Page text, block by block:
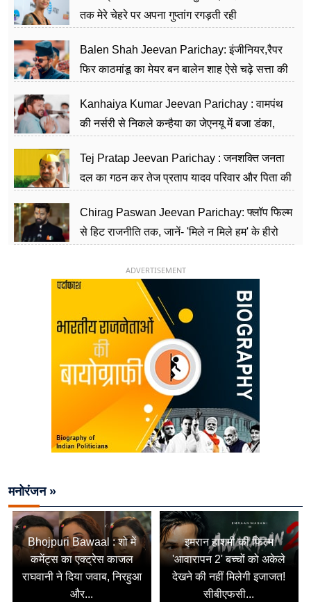
तक मेरे चेहरे पर अपना गुप्तांग रगड़ती रही
Balen Shah Jeevan Parichay: इंजीनियर,रैपर
फिर काठमांडू का मेयर बन बालेन शाह ऐसे चढ़े सत्ता की
Kanhaiya Kumar Jeevan Parichay : वामपंथ
की नर्सरी से निकले कन्हैया का जेएनयू में बजा डंका,
Tej Pratap Jeevan Parichay : जनशक्ति जनता
दल का गठन कर तेज प्रताप यादव परिवार और पिता की
Chirag Paswan Jeevan Parichay: फ्लॉप फिल्म
से हिट राजनीति तक, जानें- 'मिले न मिले हम' के हीरो
ADVERTISEMENT
मनोरंजन »
Bhojpuri Bawaal : शो में
कमेंट्स का एक्ट्रेस काजल
राघवानी ने दिया जवाब, निरहुआ
और...
इमरान हाशमी की फिल्म
'आवारापन 2' बच्चों को अकेले
देखने की नहीं मिलेगी इजाजत!
सीबीएफसी...